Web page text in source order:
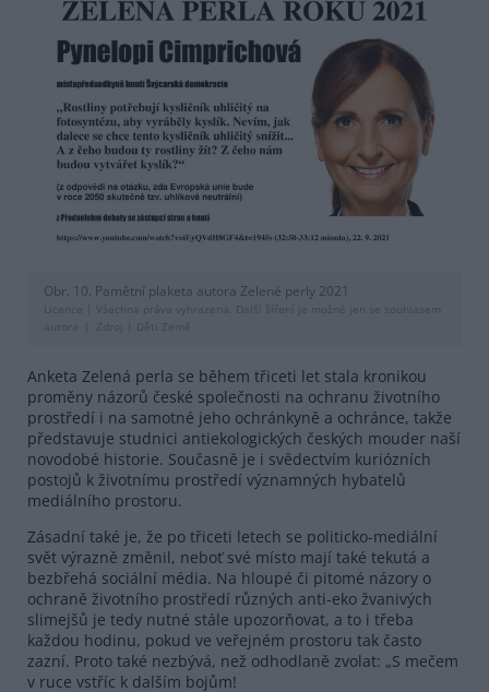
Obr. 10. Pamětní plaketa autora Zelené perly 2021
Licence |
Všechna práva vyhrazena. Další šíření je možné jen se souhlasem
autora
Zdroj | Děti Země
Anketa Zelená perla se během třiceti let stala kronikou
proměny názorů české společnosti na ochranu životního
prostředí i na samotné jeho ochránkyně a ochránce, takže
představuje studnici antiekologických českých mouder naší
novodobé historie. Současně je i svědectvím kuriózních
postojů k životnímu prostředí významných hybatelů
mediálního prostoru.
Zásadní také je, že po třiceti letech se politicko-mediální
svět výrazně změnil, neboť své místo mají také tekutá a
bezbřehá sociální média. Na hloupé či pitomé názory o
ochraně životního prostředí různých anti-eko žvanivých
slimejšů je tedy nutné stále upozorňovat, a to i třeba
každou hodinu, pokud ve veřejném prostoru tak často
zazní. Proto také nezbývá, než odhodlaně zvolat: „S mečem
v ruce vstříc k dalším bojům!